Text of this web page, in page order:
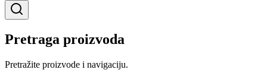
Pretraga proizvoda
Pretražite proizvode i navigaciju.